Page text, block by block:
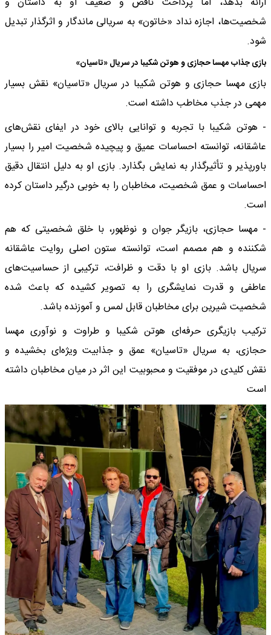
شخصیت‌ها، اجازه نداد «خاتون» به سریالی ماندگار و اثرگذار تبدیل
شود.
بازی جذاب مهسا حجازی و هوتن شکیبا در سریال «تاسیان»
بازی مهسا حجازی و هوتن شکیبا در سریال «تاسیان» نقش بسیار
مهمی در جذب مخاطب داشته است.
- هوتن شکیبا با تجربه و توانایی بالای خود در ایفای نقش‌های
عاشقانه، توانسته احساسات عمیق و پیچیده شخصیت امیر را بسیار
باورپذیر و تأثیرگذار به نمایش بگذارد. بازی او به دلیل انتقال دقیق
احساسات و عمق شخصیت، مخاطبان را به خوبی درگیر داستان کرده
است.
- مهسا حجازی، بازیگر جوان و نوظهور، با خلق شخصیتی که هم
شکننده و هم مصمم است، توانسته ستون اصلی روایت عاشقانه
سریال باشد. بازی او با دقت و ظرافت، ترکیبی از حساسیت‌های
عاطفی و قدرت نمایشگری را به تصویر کشیده که باعث شده
شخصیت شیرین برای مخاطبان قابل لمس و آموزنده باشد.
ترکیب بازیگری حرفه‌ای هوتن شکیبا و طراوت و نوآوری مهسا
حجازی، به سریال «تاسیان» عمق و جذابیت ویژه‌ای بخشیده و
نقش کلیدی در موفقیت و محبوبیت این اثر در میان مخاطبان داشته
است